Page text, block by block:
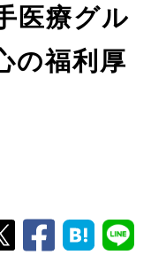
医療グル
の福利厚